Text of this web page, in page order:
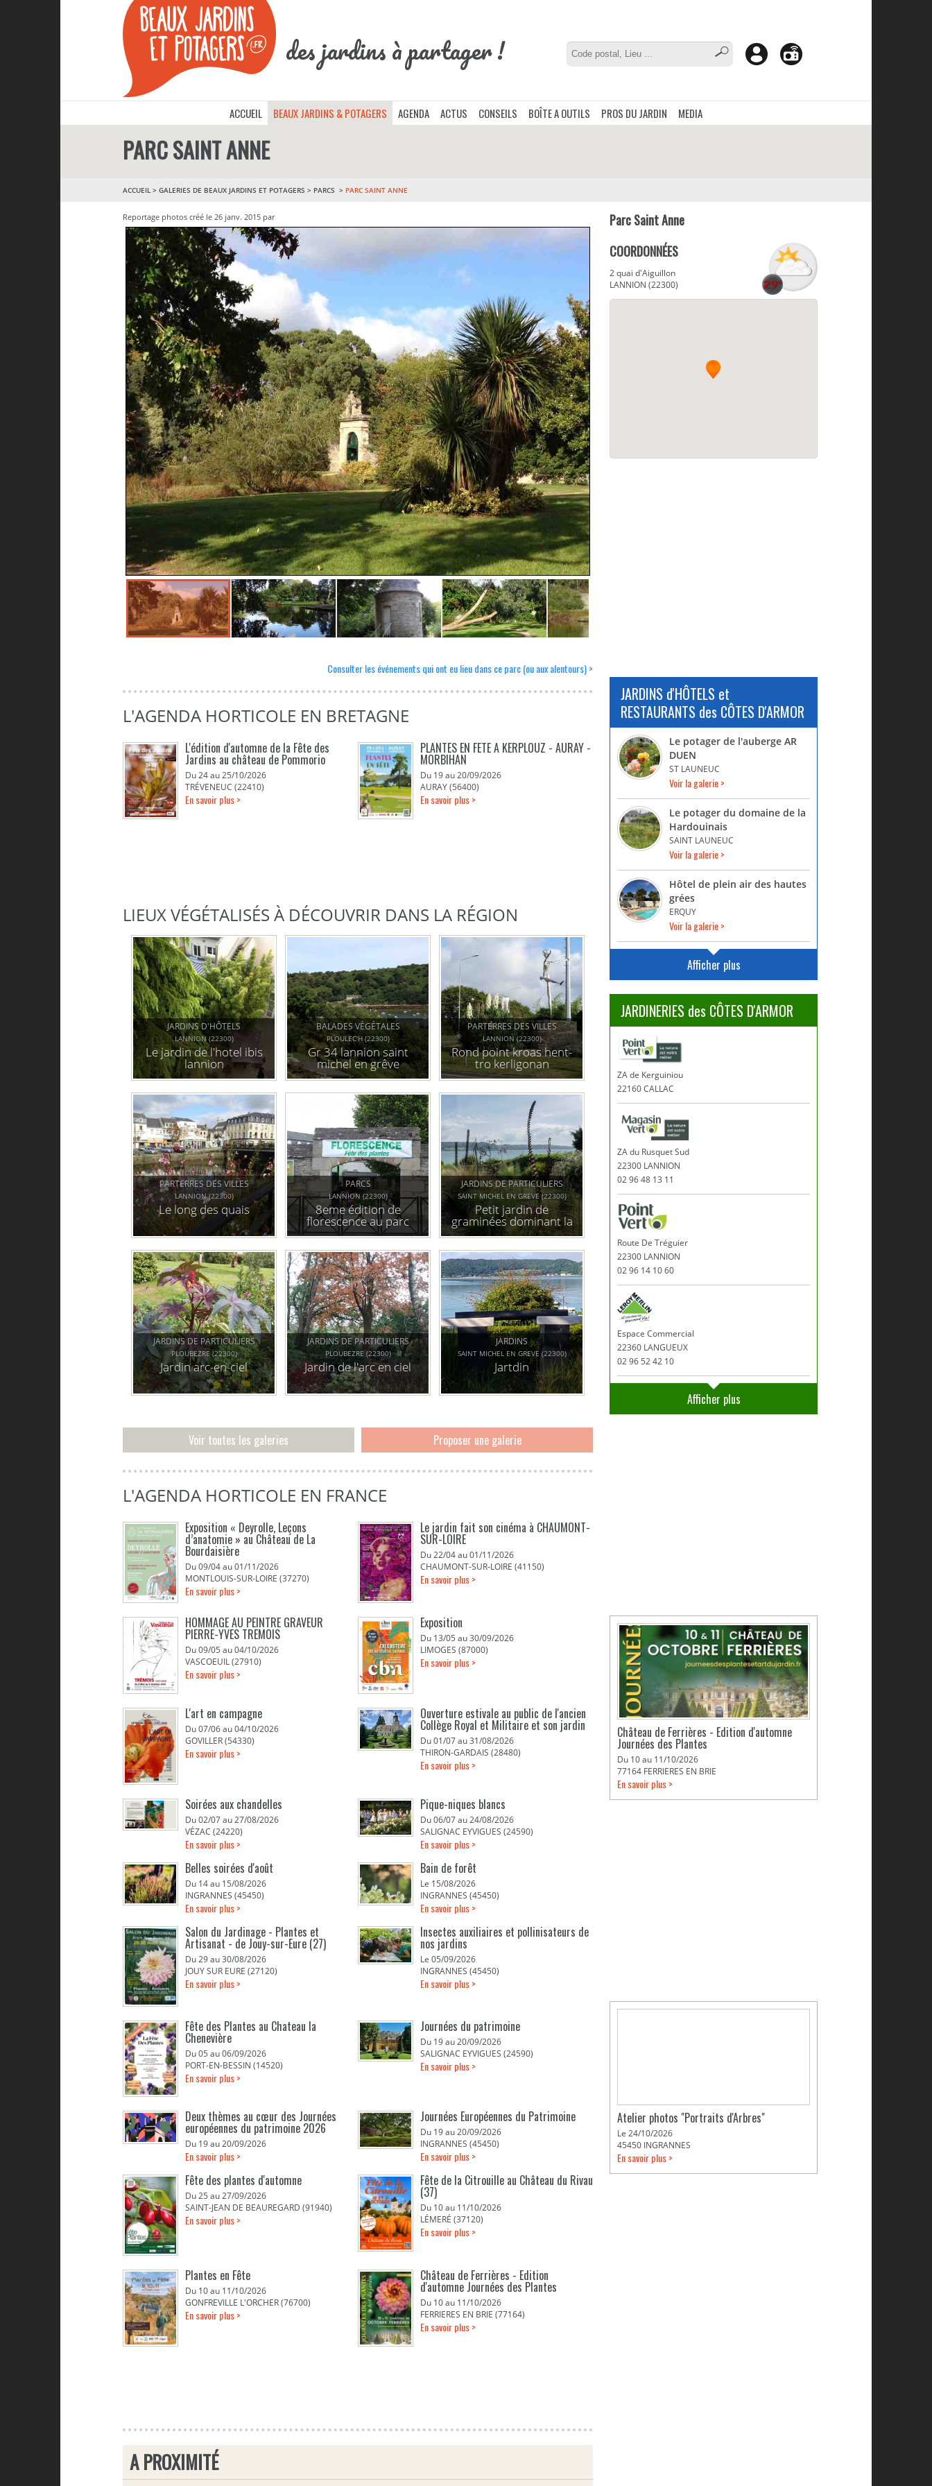
des jardins à partager !
ACCUEIL BEAUX JARDINS & POTAGERS AGENDA ACTUS CONSEILS BOÎTE A OUTILS PROS DU JARDIN MEDIA
PARC SAINT ANNE
ACCUEIL > GALERIES DE BEAUX JARDINS ET POTAGERS > PARCS PARC SAINT ANNE
Reportage photos créé le 26 janv. 2015 par
Parc Saint Anne
COORDONNÉES
2 quai d'Aiguillon
LANNION (22300)
Consulter les événements qui ont eu lieu dans ce parc (ou aux alentours) >
L'AGENDA HORTICOLE EN BRETAGNE
L'édition d'automne de la Fête des
Jardins au château de Pommorio
Du 24 au 25/10/2026
TRÉVENEUC (22410)
En savoir plus >
PLANTES EN FETE A KERPLOUZ - AURAY -
MORBIHAN
Du 19 au 20/09/2026
AURAY (56400)
En savoir plus >
LIEUX VÉGÉTALISÉS À DÉCOUVRIR DANS LA RÉGION
JARDINS D'HÔTELS
LANNION (22300)
Le jardin de l'hotel ibis
lannion
BALADES VÉGÉTALES
PLOULEC'H (22300)
Gr 34 lannion saint
michel en grêve
PARTERRES DES VILLES
LANNION (22300)
Rond point kroas hent-
tro kerligonan
PARTERRES DES VILLES
LANNION (22300)
Le long des quais
PARCS
LANNION (22300)
8eme édition de
florescence au parc
saint anne
JARDINS DE PARTICULIERS
SAINT MICHEL EN GREVE (22300)
Petit jardin de
graminées dominant la
lieue de grève, il y
expositions de
sculptures pour
l'extérieur et des
concerts.
JARDINS DE PARTICULIERS
PLOUBEZRE (22300)
Jardin arc-en-ciel
JARDINS DE PARTICULIERS
PLOUBEZRE (22300)
Jardin de l'arc en ciel
JARDINS
SAINT MICHEL EN GREVE (22300)
Jartdin
Voir toutes les galeries Proposer une galerie
L'AGENDA HORTICOLE EN FRANCE
Exposition « Deyrolle, Leçons
d’anatomie » au Château de La
Bourdaisière
Du 09/04 au 01/11/2026
MONTLOUIS-SUR-LOIRE (37270)
En savoir plus >
Le jardin fait son cinéma à CHAUMONT-
SUR-LOIRE
Du 22/04 au 01/11/2026
CHAUMONT-SUR-LOIRE (41150)
En savoir plus >
HOMMAGE AU PEINTRE GRAVEUR
PIERRE-YVES TREMOIS
Du 09/05 au 04/10/2026
VASCOEUIL (27910)
En savoir plus >
Exposition
Du 13/05 au 30/09/2026
LIMOGES (87000)
En savoir plus >
L'art en campagne
Du 07/06 au 04/10/2026
GOVILLER (54330)
En savoir plus >
Ouverture estivale au public de l'ancien
Collège Royal et Militaire et son jardin
Du 01/07 au 31/08/2026
THIRON-GARDAIS (28480)
En savoir plus >
Soirées aux chandelles
Du 02/07 au 27/08/2026
VÉZAC (24220)
En savoir plus >
Pique-niques blancs
Du 06/07 au 24/08/2026
SALIGNAC EYVIGUES (24590)
En savoir plus >
Belles soirées d'août
Du 14 au 15/08/2026
INGRANNES (45450)
En savoir plus >
Bain de forêt
Le 15/08/2026
INGRANNES (45450)
En savoir plus >
Salon du Jardinage - Plantes et
Artisanat - de Jouy-sur-Eure (27)
Du 29 au 30/08/2026
JOUY SUR EURE (27120)
En savoir plus >
Insectes auxiliaires et pollinisateurs de
nos jardins
Le 05/09/2026
INGRANNES (45450)
En savoir plus >
Fête des Plantes au Chateau la
Chenevière
Du 05 au 06/09/2026
PORT-EN-BESSIN (14520)
En savoir plus >
Journées du patrimoine
Du 19 au 20/09/2026
SALIGNAC EYVIGUES (24590)
En savoir plus >
Deux thèmes au cœur des Journées
européennes du patrimoine 2026
Du 19 au 20/09/2026
En savoir plus >
Journées Européennes du Patrimoine
Du 19 au 20/09/2026
INGRANNES (45450)
En savoir plus >
Fête des plantes d'automne
Du 25 au 27/09/2026
SAINT-JEAN DE BEAUREGARD (91940)
En savoir plus >
Fête de la Citrouille au Château du Rivau
(37)
Du 10 au 11/10/2026
LÉMERÉ (37120)
En savoir plus >
Plantes en Fête
Du 10 au 11/10/2026
GONFREVILLE L'ORCHER (76700)
En savoir plus >
Château de Ferrières - Edition
d'automne Journées des Plantes
Du 10 au 11/10/2026
FERRIERES EN BRIE (77164)
En savoir plus >
A PROXIMITÉ
JARDINS d'HÔTELS et
RESTAURANTS des CÔTES D'ARMOR
Le potager de l'auberge AR
DUEN
ST LAUNEUC
Voir la galerie >
Le potager du domaine de la
Hardouinais
SAINT LAUNEUC
Voir la galerie >
Hôtel de plein air des hautes
grées
ERQUY
Voir la galerie >
Afficher plus
JARDINERIES des CÔTES D'ARMOR
ZA de Kerguiniou
22160 CALLAC
ZA du Rusquet Sud
22300 LANNION
02 96 48 13 11
Route De Tréguier
22300 LANNION
02 96 14 10 60
Espace Commercial
22360 LANGUEUX
02 96 52 42 10
Afficher plus
Château de Ferrières - Edition d'automne
Journées des Plantes
Du 10 au 11/10/2026
77164 FERRIERES EN BRIE
En savoir plus >
Atelier photos "Portraits d'Arbres"
Le 24/10/2026
45450 INGRANNES
En savoir plus >